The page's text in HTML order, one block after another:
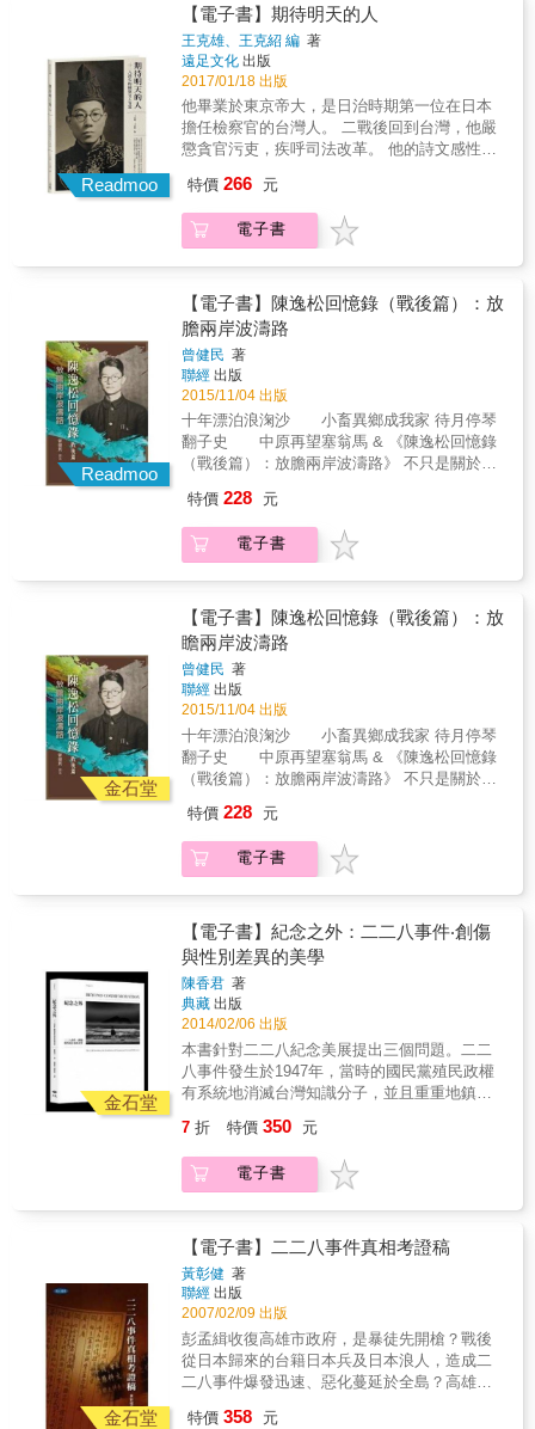
發，《46：1949白色恐怖的濫觴》藉由漫畫形
式凝視過往錯誤、述說歷史事實、傳達台灣意
識，喚起過去的悲痛記憶，與新世代的歷史傳
承義務，並試圖在漫畫中隱喻著轉型正義的重
要性。 《46：1949白色恐怖的濫觴》絕對是認
識轉型正義、了解轉型正義、面對轉型正義的
入門最佳選擇。
事件理解架構，詳述始末、經過、結果與影
響。 3.完整討論、完整究責，追究二二八元
凶，轉型正義必讀。
正盛、林毅夫、邱萬興、陳銘城、楊翠、鄭文
堂、盧世祥、薛化元、藍士博，各自舉證、引
用述說，企圖一塊塊拼出更完整清晰的時代受
難圖。 「二二八事件」，發生在一九四七年二
月二十八日，但全台各地的衝突，並非都集中
在二二八當日。除了官方統計的那些受害者，
此刻的社會，也充滿了無法證明自己受難事蹟
的直接與間接受害者。 & 任何人都可能是「名
單之外」的受害者之一。 & 而像鄭南榕，這樣
感受到二二八的禁忌與沉重。因此，在仍處戒
嚴時期的一九八七年二月，他與陳永興醫師、
李勝雄律師，成立「二二八和平日促進會」。
& 企圖掙脫「二二八」這數字的束縛，在全台
遊行演講，讓更多的受難者與家屬，從幽暗的
角落走出來，讓更多人瞭解這事件的始末，也
才有後來和平紀念的建碑或遺址&hellip;&hellip;
Readmoo
【電子書】期待明天的人
王克雄、王克紹 編 著
遠足文化 出版
2017/01/18 出版
他畢業於東京帝大，是日治時期第一位在日本
擔任檢察官的台灣人。 二戰後回到台灣，他嚴
懲貪官污吏，疾呼司法改革。 他的詩文感性動
事件中遇難，至今下落不明。 王育霖出生於日
治時期台南州，曾在日本和台灣擔任檢察官。
二二八事件爆發不久，3月14日下午，在家中遭
後，王育霖負笈日本，1944年自東京帝大畢
業，又以優異成績通過司法官高等考試，派任
「京都地方裁判所」，是日本第一位台籍檢察
官。金錢不是他所在乎的，「救台灣人離開艱
難處境，是我的理想&hellip;&hellip;」二戰期間
在日本，以檢察官身分護衛無數流離、飢餓的
台灣人度過險境。1946年返國，任新竹地院檢
察官。 戰後台灣物價飆漲，官商勾結、米糖走
私盛行，王育霖鐵腕偵辦，贏得媒體和民眾高
度喝采。但政治干預司法之嚴重，讓這位秉持
紹宗「救濟物資貪瀆案」，因證人屢傳不到，
前往市府蒐調時，卻遭市長誣指「包圍」，調
來警察，混亂中搶走搜索令及卷宗，於是他憤
他從未停下腳步，不但撰寫有關司法的社論和
評論，也完成了《提審法解說》，留給人民懂
得保障身體自由，不受非法逮捕、羈押、審判
和處罰的屏障，可謂台灣司法改革的先驅。從
小喜愛文學的他，除了法律和文學評論，也寫
下無數詩文，字裡行間充滿文采和憐憫之心，
富含深邃的思想與文學涵養。 王育霖的兒子繼
承遺志，長年守護著父親的文物和創作，奔走
度出版王育霖僅存的日記、書信、詩文和評
論，書中穿插珍貴的照片和文物，也收錄其胞
弟王育德等人的紀念文章，及歷史學者張炎憲
對其遺孀王陳仙槎女士所做的口述歷史。希望
這本書能讓世人認識、追念這位台灣司法改革
的先驅，期待明天的二二八受難者。 重要事件
二二八事件、日本統治台灣、二戰、司法改革
本書特色 本書搭配上百張珍貴照片及彩頁圖片
特價 266 元
電子書
Readmoo
【電子書】陳逸松回憶錄（戰後篇）：放
膽兩岸波濤路
曾健民 著
聯經 出版
2015/11/04 出版
十年漂泊浪淗沙 小畜異鄉成我家 待月停琴
翻子史 中原再望塞翁馬 & 《陳逸松回憶錄
（戰後篇）：放膽兩岸波濤路》 不只是關於陳
後歷程的時代史； 突破了兩岸分隔的歷史界
限，打開了新的歷史空間和想像。 & 陳逸松是
日本殖民時期的第二代台灣人，這一代人並未
現代教養。而這一代台灣知識分子求學、成長
時恰好遇上全球性殖民地民族解放運動以及左
翼社會主義運動的高潮期，受到世界思潮之影
響，一方面痛恨殖民地歧視統治，一方面懷抱
左翼理想，而且在他們最有活力的青年時期迎
來了日本殖民終結、台灣光復、中華民國政府
遷台的時代巨變。 這群「新台灣人」從1930年
代開始活躍於政治、文化、經濟的舞台，此後
至1950年代為止的大變局中，有人入獄，有人
冤死，有人逃亡，或者沉默噤聲。陳逸松身為
殖民到戰後的歷程，本書所述即為其戰後時期
的回憶。 陳逸松自認是社會主義者，但實際上
他的主張一貫帶有濃厚的人道主義和自由主義
身實踐者。他在日本殖民時期被視為反日知識
分子的代表；在1945年加入三民主義青年團迎
接新政權，獨資創辦《政經報》，隔年當選台
灣省參政員；1947年加入「二二八處理委員
會」，1948年出任第一屆考試院考試委員，赴
南京就職；1949年兼任撤退來台的中央銀行常
務理事，1956年與張深切合作拍攝台灣第一部
電影《邱罔舍》，1967年環遊世界時初次接觸
爆炸案）」牽連，開始受到警備總部嚴密監
民共和昨總理周恩來之邀訪問中國，隨後留下
擔任人大代表，並參與中華人民共和國法以及
刑事訴訟法等多部法律的修訂工作；1983年離
開中國赴美定居。 陳逸松為中共政權服務，使
其成為海外黑名單，長期不能回到台灣，直到
解嚴後的1997年才再度踏上故土，三年後辭世
於美國休斯頓。 評論這樣的一生，是非常不容
易的事情。最適切的解答就是「人道主義」。
陳逸松關心的是為被壓迫者爭取自由，在這樣
的原則下，他坦然與中國共產黨合作，無論是
協助修訂憲法或者刑事訴訟法等法令，其出發
點均在於「保障人權」，無論中國的法律條文
特價 228 元
電子書
金石堂
【電子書】陳逸松回憶錄（戰後篇）：放
瞻兩岸波濤路
曾健民 著
聯經 出版
2015/11/04 出版
十年漂泊浪淗沙 小畜異鄉成我家 待月停琴
翻子史 中原再望塞翁馬 & 《陳逸松回憶錄
（戰後篇）：放膽兩岸波濤路》 不只是關於陳
後歷程的時代史； 突破了兩岸分隔的歷史界
限，打開了新的歷史空間和想像。 & 陳逸松是
日本殖民時期的第二代台灣人，這一代人並未
現代教養。而這一代台灣知識分子求學、成長
時恰好遇上全球性殖民地民族解放運動以及左
翼社會主義運動的高潮期，受到世界思潮之影
響，一方面痛恨殖民地歧視統治，一方面懷抱
左翼理想，而且在他們最有活力的青年時期迎
來了日本殖民終結、台灣光復、中華民國政府
遷台的時代巨變。 這群「新台灣人」從1930年
代開始活躍於政治、文化、經濟的舞台，此後
至1950年代為止的大變局中，有人入獄，有人
冤死，有人逃亡，或者沉默噤聲。陳逸松身為
殖民到戰後的歷程，本書所述即為其戰後時期
的回憶。 陳逸松自認是社會主義者，但實際上
他的主張一貫帶有濃厚的人道主義和自由主義
身實踐者。他在日本殖民時期被視為反日知識
分子的代表；在1945年加入三民主義青年團迎
接新政權，獨資創辦《政經報》，隔年當選台
灣省參政員；1947年加入「二二八處理委員
會」，1948年出任第一屆考試院考試委員，赴
南京就職；1949年兼任撤退來台的中央銀行常
務理事，1956年與張深切合作拍攝台灣第一部
海外台獨運動，1971被「羊羹事件（花旗銀行
特價 228 元
電子書
金石堂
【電子書】紀念之外：二二八事件‧創傷
與性別差異的美學
陳香君 著
典藏 出版
2014/02/06 出版
本書針對二二八紀念美展提出三個問題。二二
八事件發生於1947年，當時的國民黨殖民政權
有系統地消滅台灣知識分子，並且重重地鎮壓
二二八事件的歷史化和紀念所發展的台灣建國
運動，1993年起台灣民間與政府相繼舉辦二二
八紀念美展，這種形式的紀念活動確實有助於
1990年代中期以後經常被提出的說法，認為這
是一個已經過去的「事件」，台灣人要往前
看，繼續走下去？第二個問題是：「女性」和
「女性身體」如何以及為什麼被納入這個敘
述，以致再度被遺忘？第三個問題則是：像二
二八這樣的歷史事件的力量，會對文化帶來什
麼負面影響？美學實踐如何對見證和轉化的過
程提出貢獻？ 二二八事件不應只是一個單獨的
歷史事件，也是一種歷史和政治的創傷。創傷
7 折 特價 350 元
電子書
金石堂
【電子書】二二八事件真相考證稿
黃彰健 著
聯經 出版
2007/02/09 出版
彭孟緝收復高雄市政府，是暴徒先開槍？戰後
從日本歸來的台籍日本兵及日本浪人，造成二
二八事件爆發迅速、惡化蔓延於全島？高雄歷
灣人民？《二二八事件研究報告》定本存心抹
特價 358 元